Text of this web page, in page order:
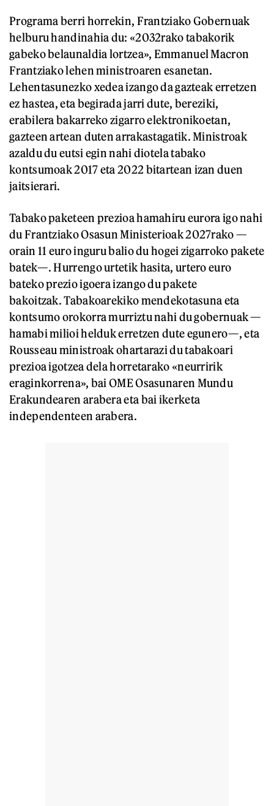
Programa berri horrekin, Frantziako Gobernuak
helburu handinahia du: «2032rako tabakorik
gabeko belaunaldia lortzea», Emmanuel Macron
Frantziako lehen ministroaren esanetan.
Lehentasunezko xedea izango da gazteak erretzen
ez hastea, eta begirada jarri dute, bereziki,
erabilera bakarreko zigarro elektronikoetan,
gazteen artean duten arrakastagatik. Ministroak
azaldu du eutsi egin nahi diotela tabako
kontsumoak 2017 eta 2022 bitartean izan duen
jaitsierari.
Tabako paketeen prezioa hamahiru eurora igo nahi
du Frantziako Osasun Ministerioak 2027rako —
orain 11 euro inguru balio du hogei zigarroko pakete
batek—. Hurrengo urtetik hasita, urtero euro
bateko prezio igoera izango du pakete
bakoitzak. Tabakoarekiko mendekotasuna eta
kontsumo orokorra murriztu nahi du gobernuak —
hamabi milioi helduk erretzen dute egunero—, eta
Rousseau ministroak ohartarazi du tabakoari
prezioa igotzea dela horretarako «neurririk
eraginkorrena», bai OME Osasunaren Mundu
Erakundearen arabera eta bai ikerketa
independenteen arabera.